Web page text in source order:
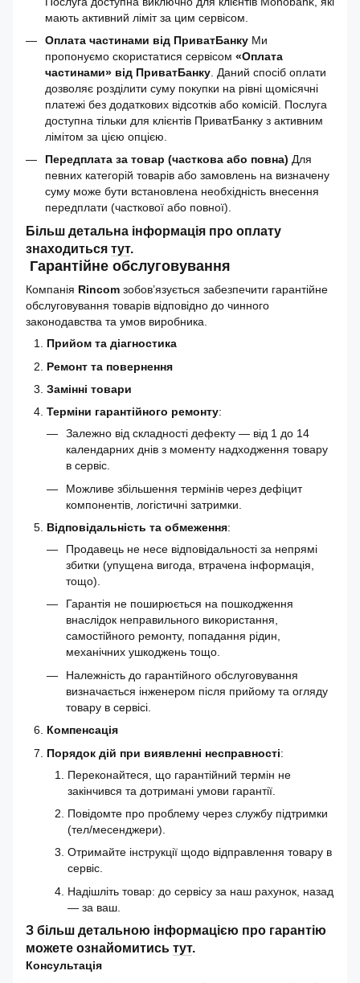
мають активний ліміт за цим сервісом.
Оплата частинами від ПриватБанку Ми
пропонуємо скористатися сервісом «Оплата
частинами» від ПриватБанку . Даний спосіб оплати
дозволяє розділити суму покупки на рівні щомісячні
платежі без додаткових відсотків або комісій. Послуга
доступна тільки для клієнтів ПриватБанку з активним
лімітом за цією опцією.
Передплата за товар (часткова або повна) Для
певних категорій товарів або замовлень на визначену
суму може бути встановлена необхідність внесення
передплати (часткової або повної).
Більш детальна інформація про оплату
знаходиться тут.
Гарантійне обслуговування
Компанія Rincom зобов’язується забезпечити гарантійне
обслуговування товарів відповідно до чинного
законодавства та умов виробника.
Прийом та діагностика
Ремонт та повернення
Замінні товари
Терміни гарантійного ремонту:
Залежно від складності дефекту — від 1 до 14
календарних днів з моменту надходження товару
в сервіс.
Можливе збільшення термінів через дефіцит
компонентів, логістичні затримки.
Відповідальність та обмеження:
Продавець не несе відповідальності за непрямі
збитки (упущена вигода, втрачена інформація,
тощо).
Гарантія не поширюється на пошкодження
внаслідок неправильного використання,
самостійного ремонту, попадання рідин,
механічних ушкоджень тощо.
Належність до гарантійного обслуговування
визначається інженером після прийому та огляду
товару в сервісі.
Компенсація
Порядок дій при виявленні несправності:
Переконайтеся, що гарантійний термін не
закінчився та дотримані умови гарантії.
Повідомте про проблему через службу підтримки
(тел/месенджери).
Отримайте інструкції щодо відправлення товару в
сервіс.
Надішліть товар: до сервісу за наш рахунок, назад
— за ваш.
З більш детальною інформацією про гарантію
можете ознайомитись тут.
Консультація